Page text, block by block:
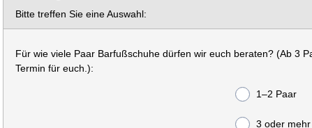
Bitte treffen Sie eine Auswahl:
Für wie viele Paar Barfußschuhe dürfen wir euch beraten? (Ab 3
Termin für euch.):
1–2 Paar
3 oder